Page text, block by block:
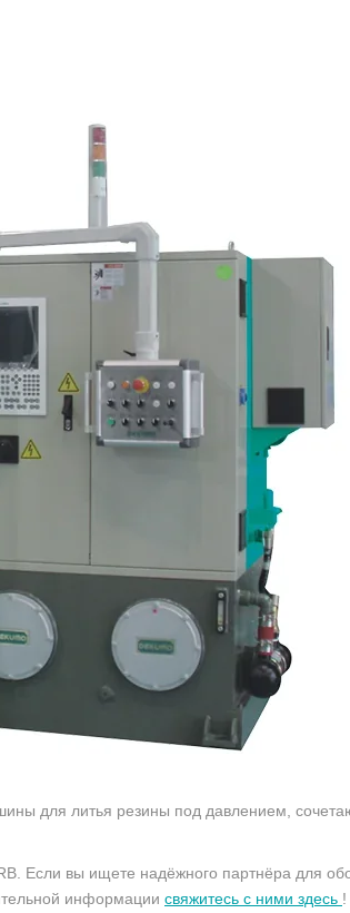
для литья резины под давлением,
вы ищете надёжного партнёра для
информации свяжитесь с ними здесь !